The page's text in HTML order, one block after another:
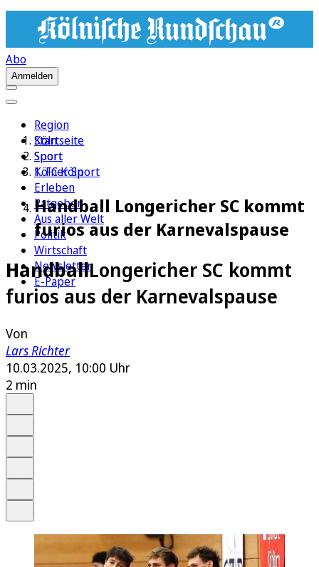
Abo
Anmelden
Region
Köln
Sport
1. FC Köln
Erleben
Ratgeber
Aus aller Welt
Politik
Wirtschaft
Newsletter
E-Paper
Startseite
Sport
Kölner Sport
Handball Longericher SC kommt
furios aus der Karnevalspause
HandballLongericher SC kommt
furios aus der Karnevalspause
Von
Lars Richter
10.03.2025, 10:00 Uhr
2 min